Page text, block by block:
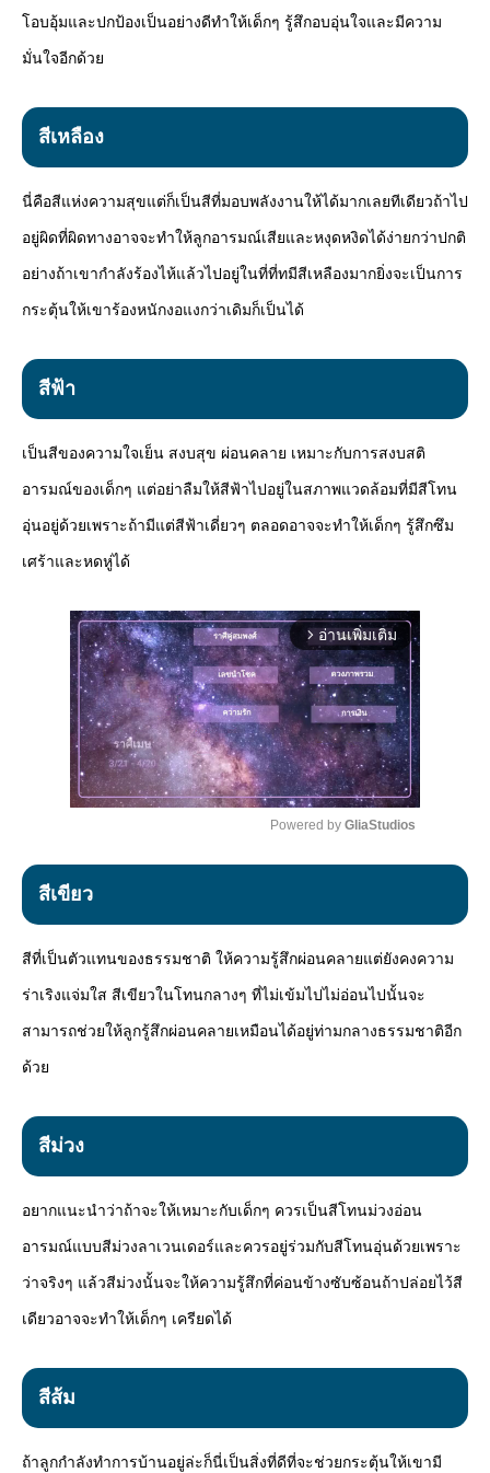
โอบอุ้มและปกป้องเป็นอย่างดีทำให้เด็กๆ รู้สึกอบอุ่นใจและมีความ
มั่นใจอีกด้วย
สีเหลือง
นี่คือสีแห่งความสุขแต่ก็เป็นสีที่มอบพลังงานให้ได้มากเลยทีเดียวถ้าไป
อยู่ผิดที่ผิดทางอาจจะทำให้ลูกอารมณ์เสียและหงุดหงิดได้ง่ายกว่าปกติ
อย่างถ้าเขากำลังร้องไห้แล้วไปอยู่ในที่ที่ทมีสีเหลืองมากยิ่งจะเป็นการ
กระตุ้นให้เขาร้องหนักงอแงกว่าเดิมก็เป็นได้
สีฟ้า
เป็นสีของความใจเย็น สงบสุข ผ่อนคลาย เหมาะกับการสงบสติ
อารมณ์ของเด็กๆ แต่อย่าลืมให้สีฟ้าไปอยู่ในสภาพแวดล้อมที่มีสีโทน
อุ่นอยู่ด้วยเพราะถ้ามีแต่สีฟ้าเดี่ยวๆ ตลอดอาจจะทำให้เด็กๆ รู้สึกซึม
เศร้าและหดหู่ได้
arrow_forward_ios อ่านเพิ่มเติม
Mute
Powered by GliaStudios
สีเขียว
สีที่เป็นตัวแทนของธรรมชาติ ให้ความรู้สึกผ่อนคลายแต่ยังคงความ
ร่าเริงแจ่มใส สีเขียวในโทนกลางๆ ที่ไม่เข้มไปไม่อ่อนไปนั้นจะ
สามารถช่วยให้ลูกรู้สึกผ่อนคลายเหมือนได้อยู่ท่ามกลางธรรมชาติอีก
ด้วย
สีม่วง
อยากแนะนำว่าถ้าจะให้เหมาะกับเด็กๆ ควรเป็นสีโทนม่วงอ่อน
อารมณ์แบบสีม่วงลาเวนเดอร์และควรอยู่ร่วมกับสีโทนอุ่นด้วยเพราะ
ว่าจริงๆ แล้วสีม่วงนั้นจะให้ความรู้สึกที่ค่อนข้างซับซ้อนถ้าปล่อยไว้สี
เดียวอาจจะทำให้เด็กๆ เครียดได้
สีส้ม
ถ้าลูกกำลังทำการบ้านอยู่ล่ะก็นี่เป็นสิ่งที่ดีที่จะช่วยกระตุ้นให้เขามี